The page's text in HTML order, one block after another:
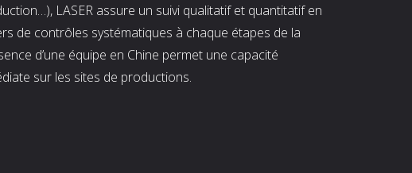
LASER assure un suivi qualitatif et quantitatif en
de contrôles systématiques à chaque étapes de la
d’une équipe en Chine permet une capacité
sur les sites de productions.